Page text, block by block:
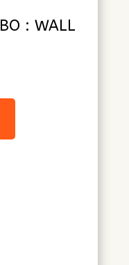
: WALL
is: ৳ 1,780.00.